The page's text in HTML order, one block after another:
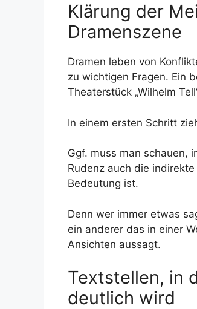
Klärung der
Dramenszene
Dramen leben von
zu wichtigen Fragen. Ein
Theaterstück „Wilhelm
In einem ersten Schritt
Ggf. muss man schauen,
Rudenz auch die
Bedeutung ist.
Denn wer immer etwas
ein anderer das in einer
Ansichten aussagt.
Textstellen, in
deutlich wird